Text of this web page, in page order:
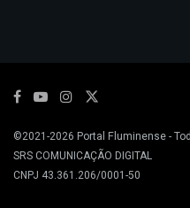
©2021-2026 Portal Fluminense-
SRS COMUNICAÇÃO DIGITAL
CNPJ 43.361.206/0001-50